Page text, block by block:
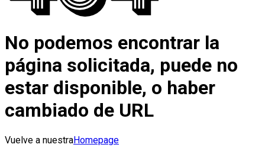
No podemos encontrar la
página solicitada, puede no
estar disponible, o haber
cambiado de URL
Vuelve a nuestraHomepage